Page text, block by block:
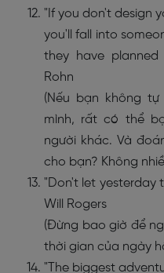
"If you don't design
you'll fall into
they have
Rohn
(Nếu bạn không
mình, rất có thể
người khác. Và
cho bạn? Không
"Don't let yesterday
Will Rogers
(Đừng bao giờ để
thời gian của ngày
"The biggest